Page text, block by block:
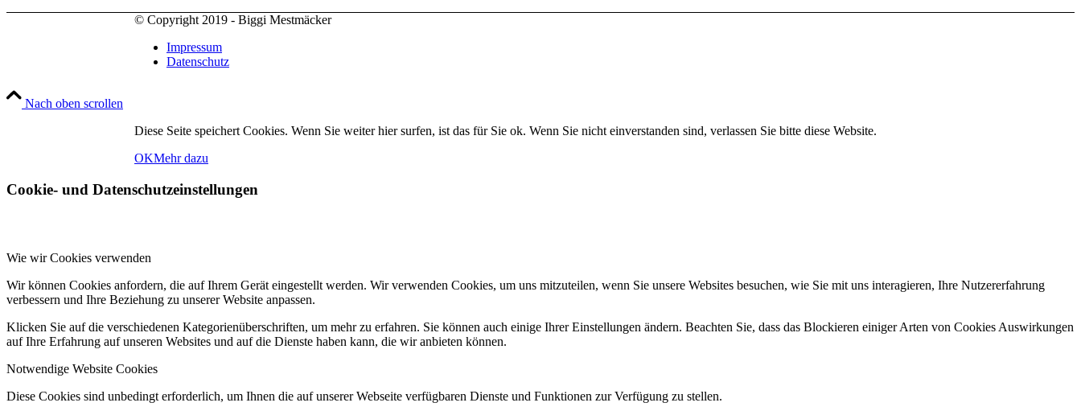
© Copyright 2019 - Biggi Mestmäcker
Impressum
Datenschutz
Nach oben scrollen
Diese Seite speichert Cookies. Wenn Sie weiter hier surfen, ist das für Sie ok. Wenn Sie nicht einverstanden sind, verlassen Sie bitte diese Website.
OKMehr dazu
Cookie- und Datenschutzeinstellungen
Wie wir Cookies verwenden
Wir können Cookies anfordern, die auf Ihrem Gerät eingestellt werden. Wir verwenden Cookies, um uns mitzuteilen, wenn Sie unsere Websites besuchen, wie Sie mit uns interagieren, Ihre Nutzererfahrung
verbessern und Ihre Beziehung zu unserer Website anpassen.
Klicken Sie auf die verschiedenen Kategorienüberschriften, um mehr zu erfahren. Sie können auch einige Ihrer Einstellungen ändern. Beachten Sie, dass das Blockieren einiger Arten von Cookies Auswirkungen
auf Ihre Erfahrung auf unseren Websites und auf die Dienste haben kann, die wir anbieten können.
Notwendige Website Cookies
Diese Cookies sind unbedingt erforderlich, um Ihnen die auf unserer Webseite verfügbaren Dienste und Funktionen zur Verfügung zu stellen.